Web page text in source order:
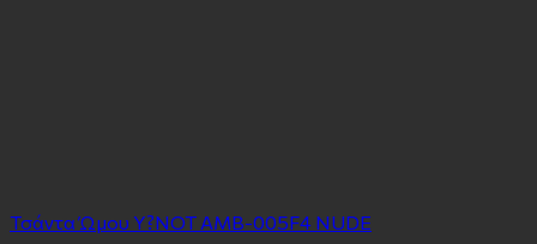
Τσάντα Ώμου Y?NOT AMB-005F4 NUDE